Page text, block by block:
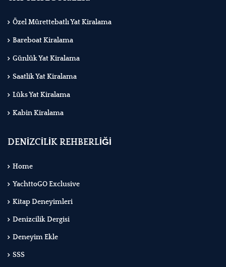
Özel Mürettebatlı Yat Kiralama
Bareboat Kiralama
Günlük Yat Kiralama
Saatlik Yat Kiralama
Lüks Yat Kiralama
Kabin Kiralama
DENİZCİLİK REHBERLİĞİ
Home
YachttoGO Exclusive
Kitap Deneyimleri
Denizcilik Dergisi
Deneyim Ekle
SSS